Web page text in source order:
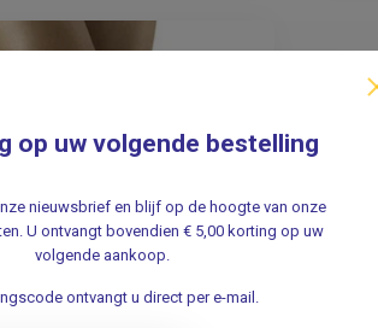
op uw volgende bestelling
nieuwsbrief en blijf op de hoogte van onze
U ontvangt bovendien € 5,00 korting op uw
volgende aankoop.
ontvangt u direct per e-mail.